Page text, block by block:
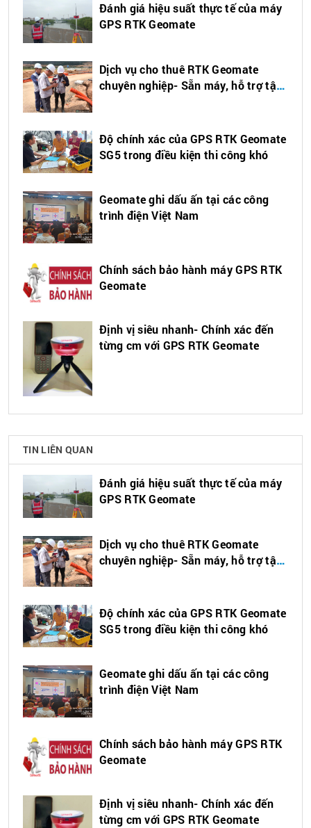
Đánh giá hiệu suất thực tế của máy
GPS RTK Geomate
Dịch vụ cho thuê RTK Geomate
chuyên nghiệp- Sẵn máy, hỗ trợ tận
Độ chính xác của GPS RTK Geomate
SG5 trong điều kiện thi công khó
Geomate ghi dấu ấn tại các công
trình điện Việt Nam
Chính sách bảo hành máy GPS RTK
Geomate
Định vị siêu nhanh- Chính xác đến
từng cm với GPS RTK Geomate
TIN LIÊN QUAN
Đánh giá hiệu suất thực tế của máy
GPS RTK Geomate
Dịch vụ cho thuê RTK Geomate
chuyên nghiệp- Sẵn máy, hỗ trợ tận
Độ chính xác của GPS RTK Geomate
SG5 trong điều kiện thi công khó
Geomate ghi dấu ấn tại các công
trình điện Việt Nam
Chính sách bảo hành máy GPS RTK
Geomate
Định vị siêu nhanh- Chính xác đến
từng cm với GPS RTK Geomate